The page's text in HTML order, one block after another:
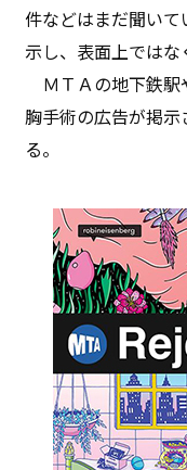
件などはまだ聞い
示し、表面上ではな
ＭＴＡの地下鉄駅
胸手術の広告が掲
る。